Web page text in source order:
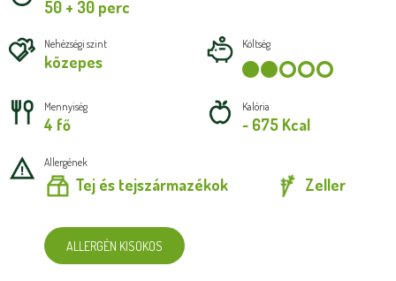
50 + 30 perc
Nehézségi szint
közepes
Költség
Mennyiség
4 fő
Kalória
~ 675 Kcal
Allergének
Tej és tejszármazékok Zeller
ALLERGÉN KISOKOS